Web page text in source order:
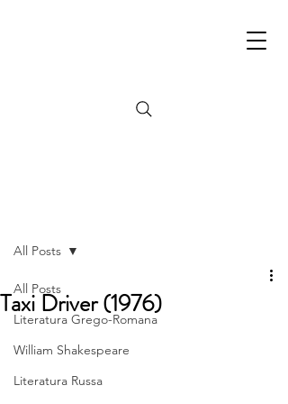
All Posts
Literatura Grego-Romana
William Shakespeare
Literatura Russa
All Posts
Taxi Driver (1976)